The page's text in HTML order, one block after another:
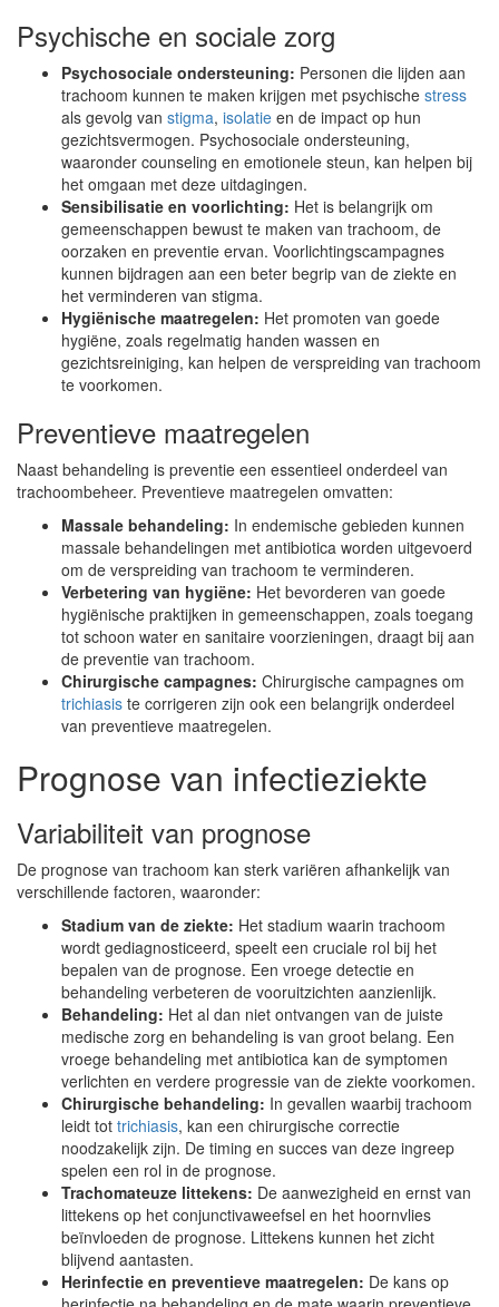
Psychische en sociale zorg
Psychosociale ondersteuning: Personen die lijden aan
trachoom kunnen te maken krijgen met psychische stress
als gevolg van stigma, isolatie en de impact op hun
gezichtsvermogen. Psychosociale ondersteuning,
waaronder counseling en emotionele steun, kan helpen bij
het omgaan met deze uitdagingen.
Sensibilisatie en voorlichting: Het is belangrijk om
gemeenschappen bewust te maken van trachoom, de
oorzaken en preventie ervan. Voorlichtingscampagnes
kunnen bijdragen aan een beter begrip van de ziekte en
het verminderen van stigma.
Hygiënische maatregelen: Het promoten van goede
hygiëne, zoals regelmatig handen wassen en
gezichtsreiniging, kan helpen de verspreiding van trachoom
te voorkomen.
Preventieve maatregelen
Naast behandeling is preventie een essentieel onderdeel van
trachoombeheer. Preventieve maatregelen omvatten:
Massale behandeling: In endemische gebieden kunnen
massale behandelingen met antibiotica worden uitgevoerd
om de verspreiding van trachoom te verminderen.
Verbetering van hygiëne: Het bevorderen van goede
hygiënische praktijken in gemeenschappen, zoals toegang
tot schoon water en sanitaire voorzieningen, draagt bij aan
de preventie van trachoom.
Chirurgische campagnes: Chirurgische campagnes om
trichiasis te corrigeren zijn ook een belangrijk onderdeel
van preventieve maatregelen.
Prognose van infectieziekte
Variabiliteit van prognose
De prognose van trachoom kan sterk variëren afhankelijk van
verschillende factoren, waaronder:
Stadium van de ziekte: Het stadium waarin trachoom
wordt gediagnosticeerd, speelt een cruciale rol bij het
bepalen van de prognose. Een vroege detectie en
behandeling verbeteren de vooruitzichten aanzienlijk.
Behandeling: Het al dan niet ontvangen van de juiste
medische zorg en behandeling is van groot belang. Een
vroege behandeling met antibiotica kan de symptomen
verlichten en verdere progressie van de ziekte voorkomen.
Chirurgische behandeling: In gevallen waarbij trachoom
leidt tot trichiasis, kan een chirurgische correctie
noodzakelijk zijn. De timing en succes van deze ingreep
spelen een rol in de prognose.
Trachomateuze littekens: De aanwezigheid en ernst van
littekens op het conjunctivaweefsel en het hoornvlies
beïnvloeden de prognose. Littekens kunnen het zicht
blijvend aantasten.
Herinfectie en preventieve maatregelen: De kans op